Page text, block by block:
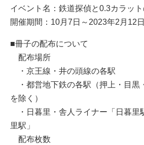
イベント名：鉄道探偵と0.3カラッ
開催期間：10月7日～2023年2月12日
■冊子の配布について
配布場所
・京王線・井の頭線の各駅
・都営地下鉄の各駅（押上・目黒
を除く）
・日暮里・舎人ライナー「日暮里
里駅」
配布枚数